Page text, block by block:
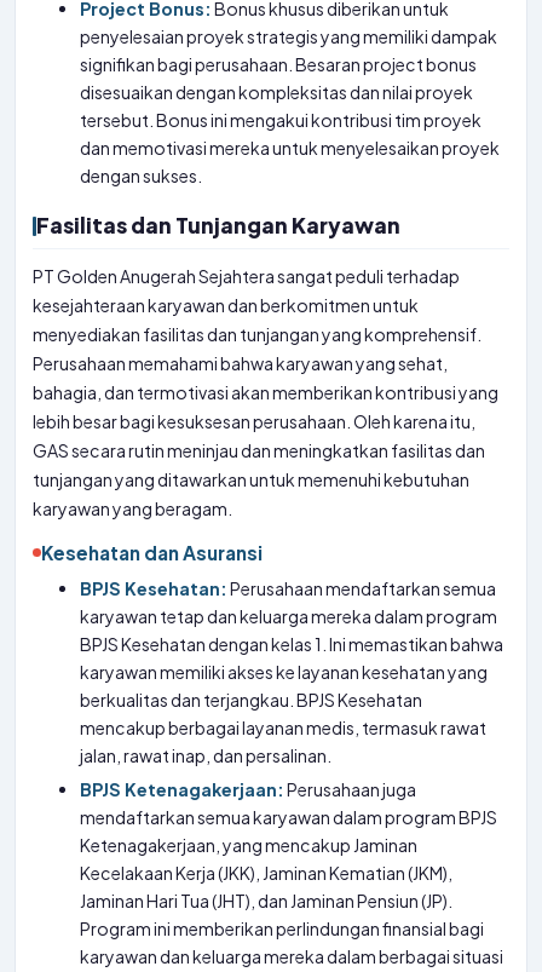
Project Bonus: Bonus khusus diberikan untuk
penyelesaian proyek strategis yang memiliki dampak
signifikan bagi perusahaan. Besaran project bonus
disesuaikan dengan kompleksitas dan nilai proyek
tersebut. Bonus ini mengakui kontribusi tim proyek
dan memotivasi mereka untuk menyelesaikan proyek
dengan sukses.
Fasilitas dan Tunjangan Karyawan
PT Golden Anugerah Sejahtera sangat peduli terhadap
kesejahteraan karyawan dan berkomitmen untuk
menyediakan fasilitas dan tunjangan yang komprehensif.
Perusahaan memahami bahwa karyawan yang sehat,
bahagia, dan termotivasi akan memberikan kontribusi yang
lebih besar bagi kesuksesan perusahaan. Oleh karena itu,
GAS secara rutin meninjau dan meningkatkan fasilitas dan
tunjangan yang ditawarkan untuk memenuhi kebutuhan
karyawan yang beragam.
Kesehatan dan Asuransi
BPJS Kesehatan: Perusahaan mendaftarkan semua
karyawan tetap dan keluarga mereka dalam program
BPJS Kesehatan dengan kelas 1. Ini memastikan bahwa
karyawan memiliki akses ke layanan kesehatan yang
berkualitas dan terjangkau. BPJS Kesehatan
mencakup berbagai layanan medis, termasuk rawat
jalan, rawat inap, dan persalinan.
BPJS Ketenagakerjaan: Perusahaan juga
mendaftarkan semua karyawan dalam program BPJS
Ketenagakerjaan, yang mencakup Jaminan
Kecelakaan Kerja (JKK), Jaminan Kematian (JKM),
Jaminan Hari Tua (JHT), dan Jaminan Pensiun (JP).
Program ini memberikan perlindungan finansial bagi
karyawan dan keluarga mereka dalam berbagai situasi